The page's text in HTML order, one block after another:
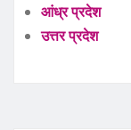
आंध्र प्रदेश
उत्तर प्रदेश